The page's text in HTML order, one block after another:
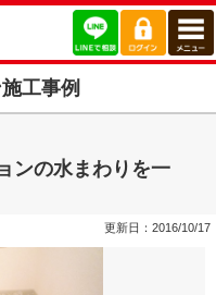
工事例
ンの水まわりを一
更新日：2016/10/17